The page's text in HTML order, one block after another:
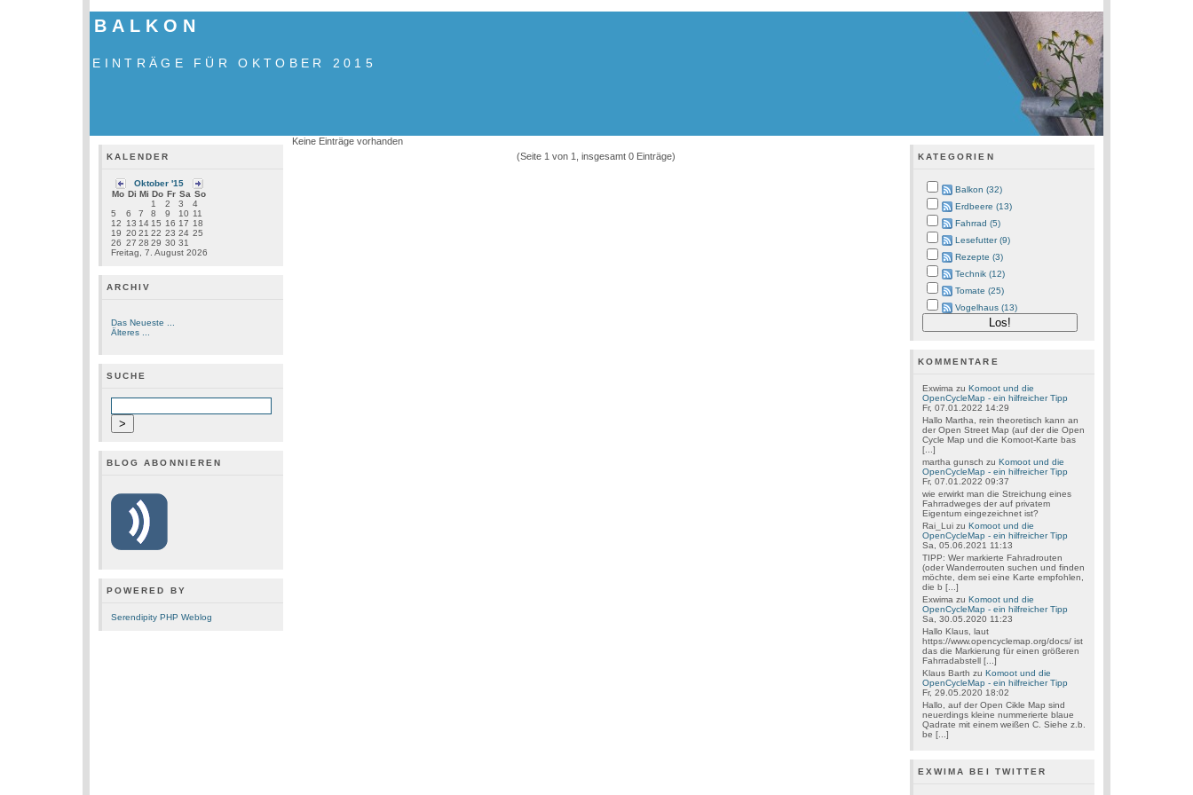
BALKON
EINTRÄGE FÜR OKTOBER 2015
KALENDER
Oktober '15
Mo Di Mi Do Fr Sa So
Freitag, 7. August 2026
1 2 3
4
5
6 7 8 9 10 11
12 13 14 15 16 17 18
19 20 21 22 23 24 25
26 27 28 29 30 31
ARCHIV
Das Neueste ...
Älteres ...
SUCHE
BLOG ABONNIEREN
POWERED BY
Serendipity PHP Weblog
Keine Einträge vorhanden
(Seite 1 von 1, insgesamt 0 Einträge)
KATEGORIEN
Balkon (32)
Erdbeere (13)
Fahrrad (5)
Lesefutter (9)
Rezepte (3)
Technik (12)
Tomate (25)
Vogelhaus (13)
KOMMENTARE
Exwimazu Komoot und die
OpenCycleMap - ein hilfreicher Tipp
Fr, 07.01.2022 14:29
Hallo Martha, rein theoretisch kann an
der Open Street Map (auf der die Open
Cycle Map und die Komoot-Karte bas
[...]
martha gunsch zu Komoot und die
OpenCycleMap - ein hilfreicher Tipp
Fr, 07.01.2022 09:37
wie erwirkt man die Streichung eines
Fahrradweges der auf privatem
Eigentum eingezeichnet ist?
Rai_Luizu Komoot und die
OpenCycleMap - ein hilfreicher Tipp
Sa, 05.06.2021 11:13
TIPP: Wer markierte Fahradrouten
(oder Wanderrouten suchen und finden
möchte, dem sei eine Karte empfohlen,
die b [...]
Exwimazu Komoot und die
OpenCycleMap - ein hilfreicher Tipp
Sa, 30.05.2020 11:23
Hallo Klaus, laut
https://www.opencyclemap.org/docs/ ist
das die Markierung für einen größeren
Fahrradabstell [...]
Klaus Barth zu Komoot und die
OpenCycleMap - ein hilfreicher Tipp
Fr, 29.05.2020 18:02
Hallo, auf der Open Cikle Map sind
neuerdings kleine nummerierte blaue
Qadrate mit einem weißen C. Siehe z.b.
be [...]
EXWIMA BEI TWITTER